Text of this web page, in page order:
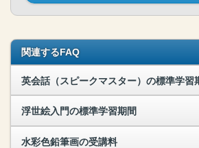
関連するFAQ
英会話（スピークマスター）の標準学習
浮世絵入門の標準学習期間
水彩色鉛筆画の受講料